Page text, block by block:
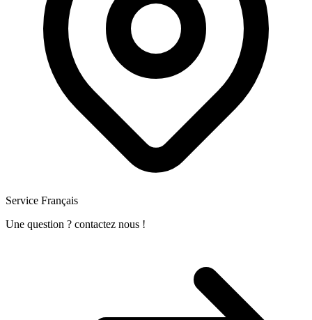
Service Français
Une question ? contactez nous !